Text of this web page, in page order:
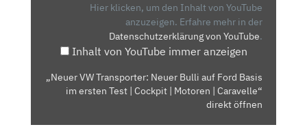
BASIS
ERSTEN
Hier klicken, um den Inhalt von YouTube
anzuzeigen. Erfahre mehr in der
Datenschutzerklärung von YouTube.
Inhalt von YouTube immer anzeigen
„Neuer VW Transporter: Neuer Bulli auf Ford Basis
im ersten Test | Cockpit | Motoren | Caravelle“
direkt öffnen